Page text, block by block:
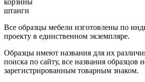
штанги
Все образцы мебели изготовлены по
проекту в единственном экземпляре.
Образцы имеют названия для их
поиска по сайту, все названия образцов
зарегистрированным товарным знаком.